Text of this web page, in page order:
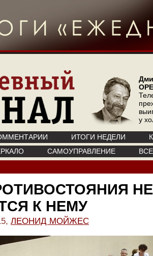
у
ИТОГИ НЕДЕЛИ
САМОУПРАВЛЕНИЕ
К НЕМУ
ЛЕОНИД МОЙЖЕС